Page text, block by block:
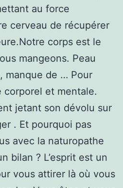
au force
cerveau de récupérer
corps est le
mangeons. Peau
manque de … Pour
corporel et mentale.
jetant son dévolu sur
. Et pourquoi pas
avec la naturopathe
bilan ? L’esprit est un
vous attirer là où vous